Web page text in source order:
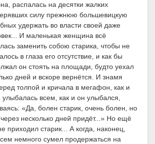
распалась на десятки жалких
силу прежнюю большевицкую
удержать во власти своей даже
И маленькая женщина всё
заменить собою старика, чтобы не
в глаза его отсутствие, и как бы
он стоять на площади, будто уехал
дней и вскоре вернётся. И знамя
толпой и кричала в мегафон, как и
улыбалась всем, как и он улыбался,
«Да, болен старик, очень болен, но
несколько дней придёт...» Но ещё
приходил старик... А когда, наконец,
немного сумел продержаться на